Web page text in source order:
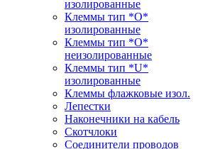
изолированные
Клеммы тип *O*
изолированные
Клеммы тип *O*
неизолированные
Клеммы тип *U*
изолированные
Клеммы флажковые изол.
Лепестки
Наконечники на кабель
Скотчлоки
Соединители проводов